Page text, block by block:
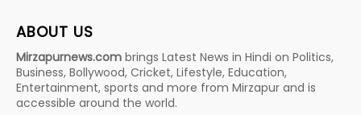
ABOUT US
Mirzapurnews.com brings Latest News in Hindi on Politics,
Business, Bollywood, Cricket, Lifestyle, Education,
Entertainment, sports and more from Mirzapur and is
accessible around the world.